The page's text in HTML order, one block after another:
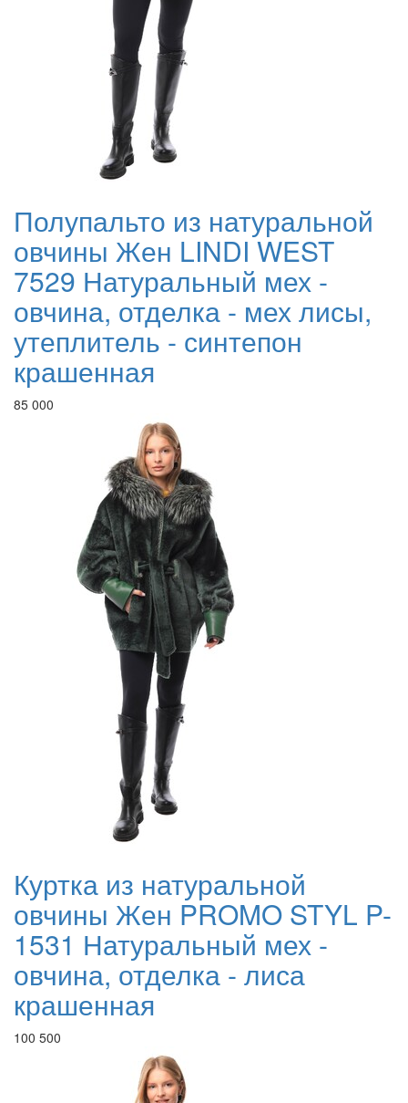
Полупальто из натуральной
овчины Жен LINDI WEST
7529 Натуральный мех -
овчина, отделка - мех лисы,
утеплитель - синтепон
крашенная
85 000
Куртка из натуральной
овчины Жен PROMO STYL P-
1531 Натуральный мех -
овчина, отделка - лиса
крашенная
100 500